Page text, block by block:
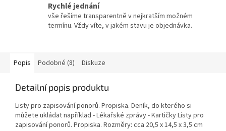
Rychlé jednání
vše řešíme transparentně v nejkratším možném
termínu. Vždy víte, v jakém stavu je objednávka.
Popis Podobné (8) Diskuze
Detailní popis produktu
Listy pro zapisování ponorů. Propiska. Deník, do kterého si
můžete ukládat například - Lékařské zprávy - Kartičky Listy pro
zapisování ponorů. Propiska. Rozměry: cca 20,5 x 14,5 x 3,5 cm